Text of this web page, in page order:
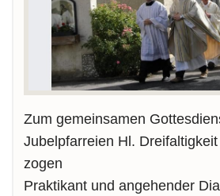
Zum gemeinsamen
Jubelpfarreien Hl.
zogen
Praktikant und angehender